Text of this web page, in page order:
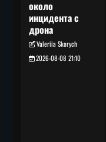
около
инцидента с
дрона
Valeriia Skorych
2026-08-08 21:10